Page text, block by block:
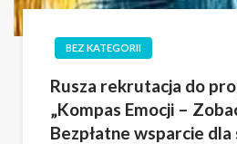
BEZ KATEGORII
Rusza rekrutacja do
„Kompas Emocji –
Bezpłatne wsparcie dla